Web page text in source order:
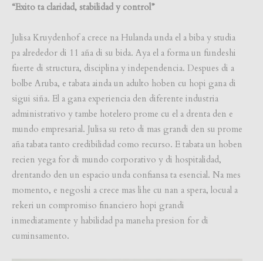
“Exito ta claridad, stabilidad y control”
Julisa Kruydenhof a crece na Hulanda unda el a biba y studia
pa alrededor di 11 aña di su bida. Aya el a forma un fundeshi
fuerte di structura, disciplina y independencia. Despues di a
bolbe Aruba, e tabata ainda un adulto hoben cu hopi gana di
sigui siña. El a gana experiencia den diferente industria
administrativo y tambe hotelero prome cu el a drenta den e
mundo empresarial. Julisa su reto di mas grandi den su prome
aña tabata tanto credibilidad como recurso. E tabata un hoben
recien yega for di mundo corporativo y di hospitalidad,
drentando den un espacio unda confiansa ta esencial. Na mes
momento, e negoshi a crece mas lihe cu nan a spera, locual a
rekeri un compromiso financiero hopi grandi
inmediatamente y habilidad pa maneha presion for di
cuminsamento.